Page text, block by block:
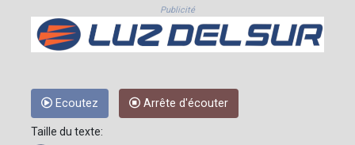
Publicité
Ecoutez Arrête d'écouter
Taille du texte: